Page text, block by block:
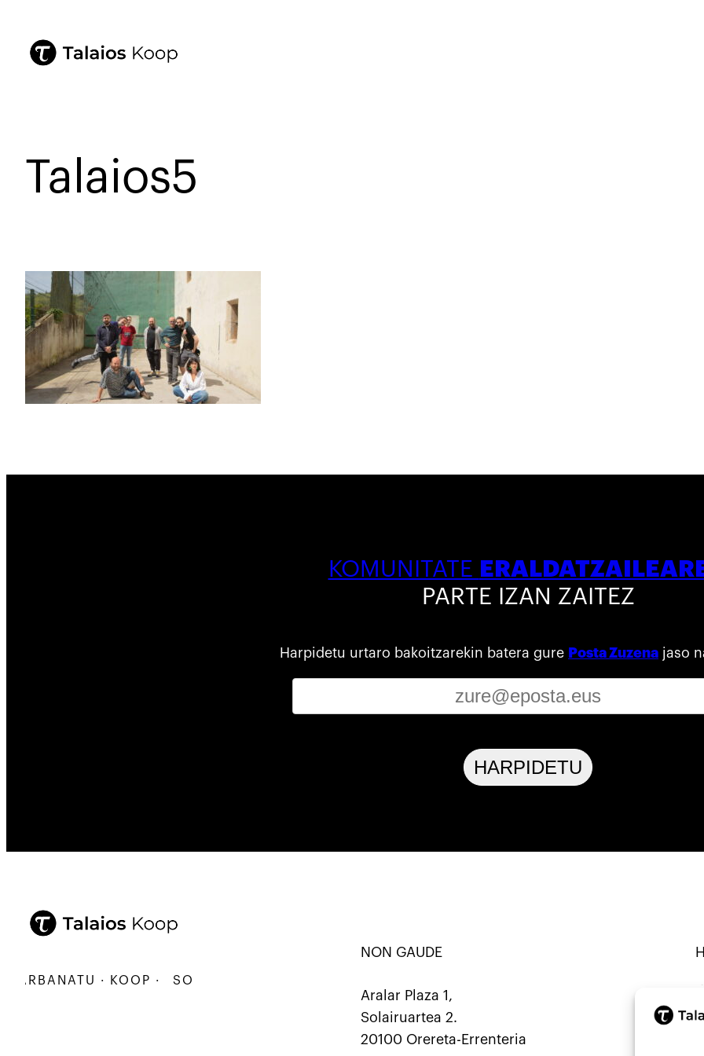
Talaios5
KOMUNITATE
PARTE IZAN ZAITEZ
Harpidetu urtaro bakoitzarekin batera gure Posta Zuzena jaso
HARPIDETU
· KOOP · SORTU · ERALDATU · ELKARBANATU · KOOP ·
NON GAUDE
Aralar Plaza 1,
Solairuartea 2.
20100 Orereta-Errenteria